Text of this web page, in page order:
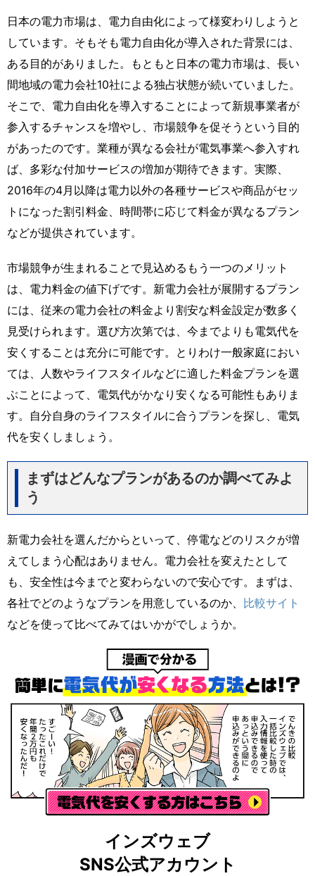
日本の電力市場は、電力自由化によって様変わりしようと
しています。そもそも電力自由化が導入された背景には、
ある目的がありました。もともと日本の電力市場は、長い
間地域の電力会社10社による独占状態が続いていました。
そこで、電力自由化を導入することによって新規事業者が
参入するチャンスを増やし、市場競争を促そうという目的
があったのです。業種が異なる会社が電気事業へ参入すれ
ば、多彩な付加サービスの増加が期待できます。実際、
2016年の4月以降は電力以外の各種サービスや商品がセッ
トになった割引料金、時間帯に応じて料金が異なるプラン
などが提供されています。
市場競争が生まれることで見込めるもう一つのメリット
は、電力料金の値下げです。新電力会社が展開するプラン
には、従来の電力会社の料金より割安な料金設定が数多く
見受けられます。選び方次第では、今までよりも電気代を
安くすることは充分に可能です。とりわけ一般家庭におい
ては、人数やライフスタイルなどに適した料金プランを選
ぶことによって、電気代がかなり安くなる可能性もありま
す。自分自身のライフスタイルに合うプランを探し、電気
代を安くしましょう。
まずはどんなプランがあるのか調べてみよ
う
新電力会社を選んだからといって、停電などのリスクが増
えてしまう心配はありません。電力会社を変えたとして
も、安全性は今までと変わらないので安心です。まずは、
各社でどのようなプランを用意しているのか、 比較サイト
などを使って比べてみてはいかがでしょうか。
インズウェブ
SNS公式アカウント